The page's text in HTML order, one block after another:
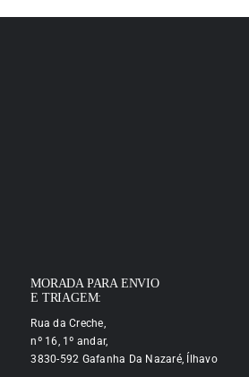
MORADA PARA ENVIO
E TRIAGEM:
Rua da Creche,
nº 16, 1º andar,
3830-592 Gafanha Da Nazaré, Ílhavo